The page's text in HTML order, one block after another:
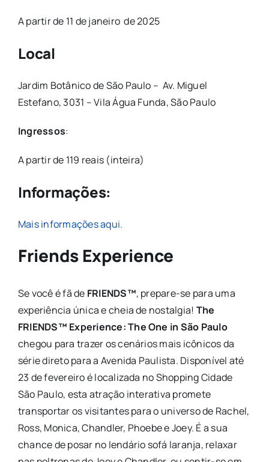
A partir de 11 de janeiro de 2025
Local
Jardim Botânico de São Paulo – Av. Miguel
Estefano, 3031 – Vila Água Funda, São Paulo
Ingressos:
A partir de 119 reais (inteira)
Informações:
Mais informações aqui.
Friends Experience
Se você é fã de FRIENDS™, prepare-se para uma
experiência única e cheia de nostalgia! The
FRIENDS™ Experience: The One in São Paulo
chegou para trazer os cenários mais icônicos da
série direto para a Avenida Paulista. Disponível até
23 de fevereiro é localizada no Shopping Cidade
São Paulo, esta atração interativa promete
transportar os visitantes para o universo de Rachel,
Ross, Monica, Chandler, Phoebe e Joey. É a sua
chance de posar no lendário sofá laranja, relaxar